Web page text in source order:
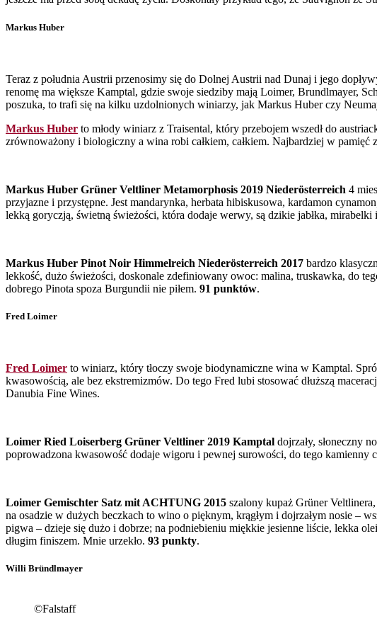
Markus Huber
Teraz z południa Austrii przenosimy się do Dolnej Austrii nad Dunaj i jego
renomę ma większe Kamptal, gdzie swoje siedziby mają Loimer, Brundlmayer,
poszuka, to trafi się na kilku uzdolnionych winiarzy, jak Markus Huber czy
Markus Huber to młody winiarz z Traisental, który przebojem wszedł do
zrównoważony i biologiczny a wina robi całkiem, całkiem. Najbardziej w pamięć
Markus Huber Grüner Veltliner Metamorphosis 2019 Niederösterreich 4
przyjazne i przystępne. Jest mandarynka, herbata hibiskusowa, kardamon
lekką goryczją, świetną świeżości, która dodaje werwy, są dzikie jabłka,
Markus Huber Pinot Noir Himmelreich Niederösterreich 2017 bardzo
lekkość, dużo świeżości, doskonale zdefiniowany owoc: malina, truskawka, do
dobrego Pinota spoza Burgundii nie piłem. 91 punktów.
Fred Loimer
Fred Loimer to winiarz, który tłoczy swoje biodynamiczne wina w Kamptal.
kwasowością, ale bez ekstremizmów. Do tego Fred lubi stosować dłuższą
Danubia Fine Wines.
Loimer Ried Loiserberg Grüner Veltliner 2019 Kamptal dojrzały, słoneczny
poprowadzona kwasowość dodaje wigoru i pewnej surowości, do tego kamienny
Loimer Gemischter Satz mit ACHTUNG 2015 szalony kupaż Grüner
na osadzie w dużych beczkach to wino o pięknym, krągłym i dojrzałym nosie –
pigwa – dzieje się dużo i dobrze; na podniebieniu miękkie jesienne liście, lekka
długim finiszem. Mnie urzekło. 93 punkty.
Willi Bründlmayer
©Falstaff